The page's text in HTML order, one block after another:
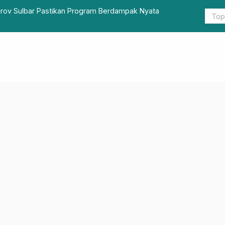
Mahfudz Lekopadis, SDK: Orang Pintar dan Beriman
Kepala